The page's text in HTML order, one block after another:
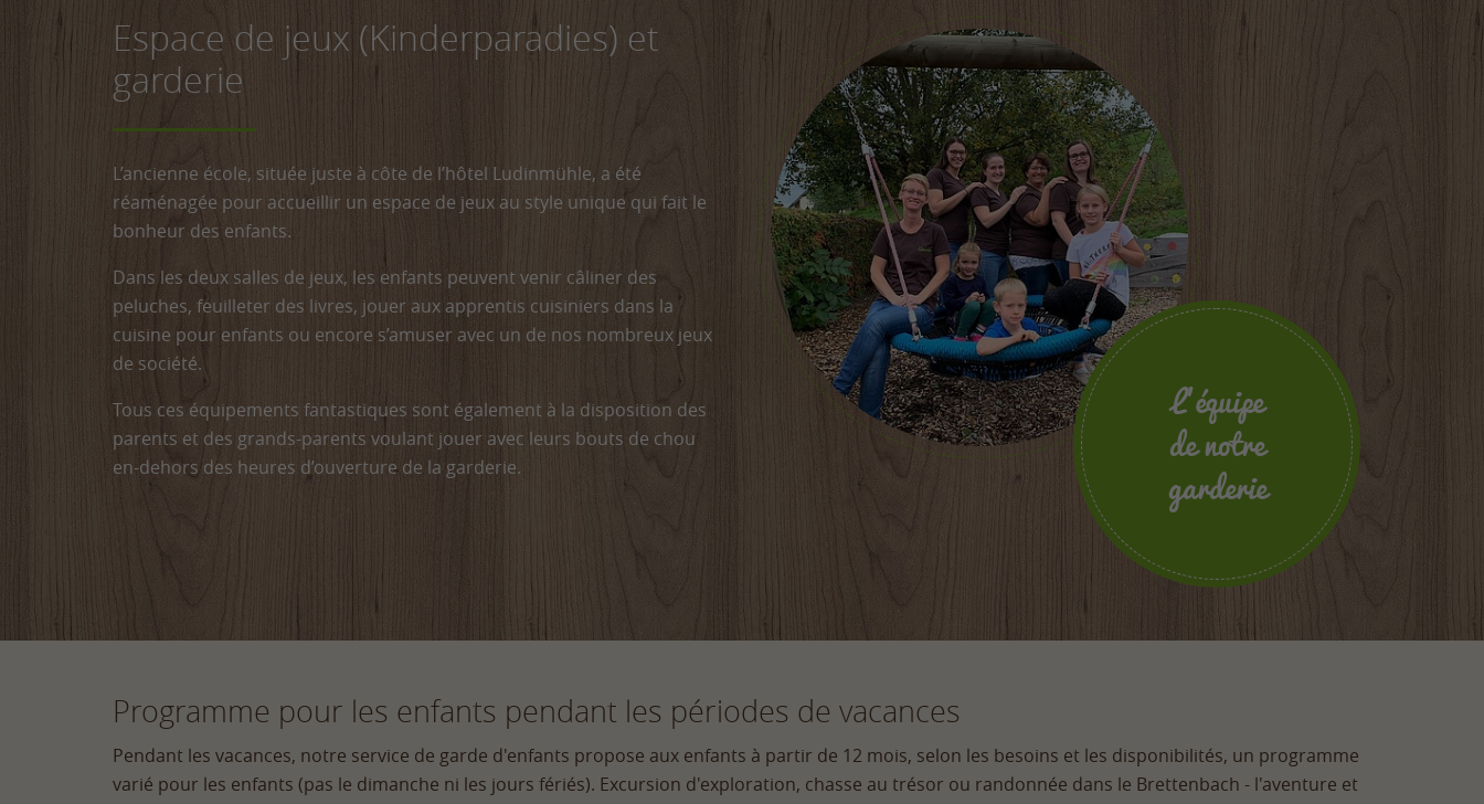
Espace de jeux (Kinderparadies) et
garderie
L’ancienne école, située juste à côte de l’hôtel Ludinmühle, a été
réaménagée pour accueillir un espace de jeux au style unique qui fait le
bonheur des enfants.
Dans les deux salles de jeux, les enfants peuvent venir câliner des
peluches, feuilleter des livres, jouer aux apprentis cuisiniers dans la
cuisine pour enfants ou encore s’amuser avec un de nos nombreux jeux
de société.
Tous ces équipements fantastiques sont également à la disposition des
parents et des grands-parents voulant jouer avec leurs bouts de chou
en-dehors des heures d’ouverture de la garderie.
L’équipe
de notre
garderie
Programme pour les enfants pendant les périodes de vacances
Pendant les vacances, notre service de garde d'enfants propose aux enfants à partir de 12 mois, selon les besoins et les disponibilités, un programme
varié pour les enfants (pas le dimanche ni les jours fériés). Excursion d'exploration, chasse au trésor ou randonnée dans le Brettenbach - l'aventure et